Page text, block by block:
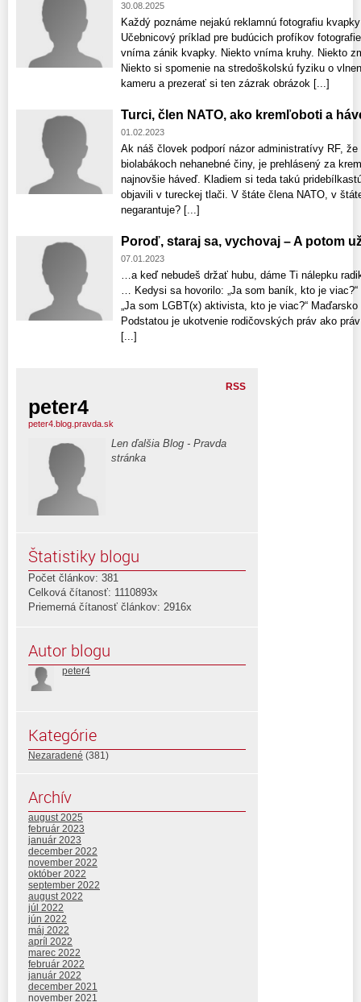
30.08.2025
Každý poznáme nejakú reklamnú fotografiu
Učebnicový príklad pre budúcich profíkov
vníma zánik kvapky. Niekto vníma kruhy. Niekto
Niekto si spomenie na stredoškolskú fyziku o
kameru a prezerať si ten zázrak obrázok [...]
Turci, člen NATO, ako kremľoboti a
01.02.2023
Ak náš človek podporí názor administratívy RF,
biolabákoch nehanebné činy, je prehlásený za
najnovšie háveď. Kladiem si teda takú
objavili v tureckej tlači. V štáte člena NATO, v
negarantuje? [...]
Poroď, staraj sa, vychovaj – A potom
07.01.2023
…a keď nebudeš držať hubu, dáme Ti nálepku
… Kedysi sa hovorilo: „Ja som baník, kto je
„Ja som LGBT(x) aktivista, kto je viac?“
Podstatou je ukotvenie rodičovských práv ako
[...]
RSS
peter4
peter4.blog.pravda.sk
Len ďalšia Blog - Pravda
stránka
Štatistiky blogu
Počet článkov: 381
Celková čítanosť: 1110893x
Priemerná čítanosť článkov: 2916x
Autor blogu
peter4
Kategórie
Nezaradené (381)
Archív
august 2025
február 2023
január 2023
december 2022
november 2022
október 2022
september 2022
august 2022
júl 2022
jún 2022
máj 2022
apríl 2022
marec 2022
február 2022
január 2022
december 2021
november 2021